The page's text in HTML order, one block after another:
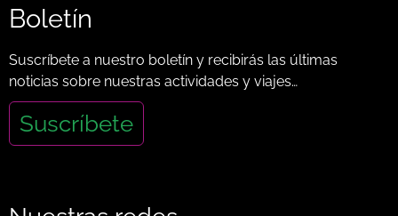
Boletín
Suscríbete a nuestro boletín y recibirás las últimas
noticias sobre nuestras actividades y viajes…
Suscríbete